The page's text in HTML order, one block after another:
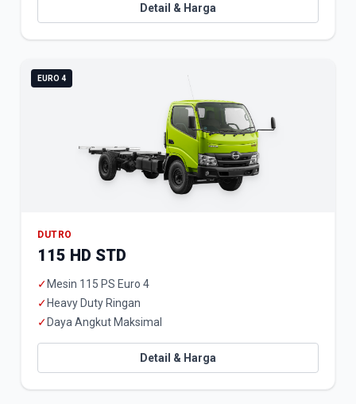
Detail & Harga
EURO 4
DUTRO
115 HD STD
✓ Mesin 115 PS Euro 4
✓ Heavy Duty Ringan
✓ Daya Angkut Maksimal
Detail & Harga